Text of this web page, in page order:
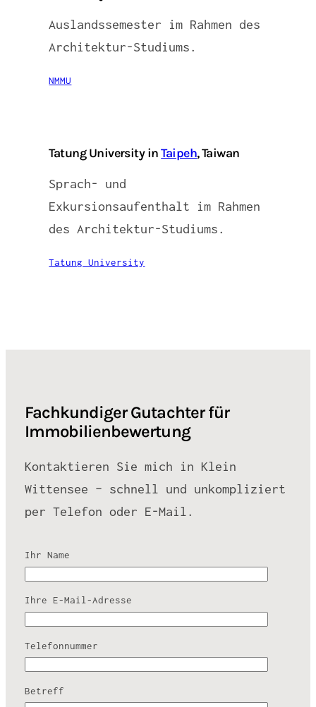
Auslandssemester im Rahmen des
Architektur-Studiums.
NMMU
Tatung University inTaipeh, Taiwan
Sprach- und
Exkursionsaufenthalt im Rahmen
des Architektur-Studiums.
Tatung University
Fachkundiger Gutachter für
Immobilienbewertung
Kontaktieren Sie mich in Klein
Wittensee – schnell und unkompliziert
per Telefon oder E-Mail.
Ihr Name
Ihre E-Mail-Adresse
Telefonnummer
Betreff